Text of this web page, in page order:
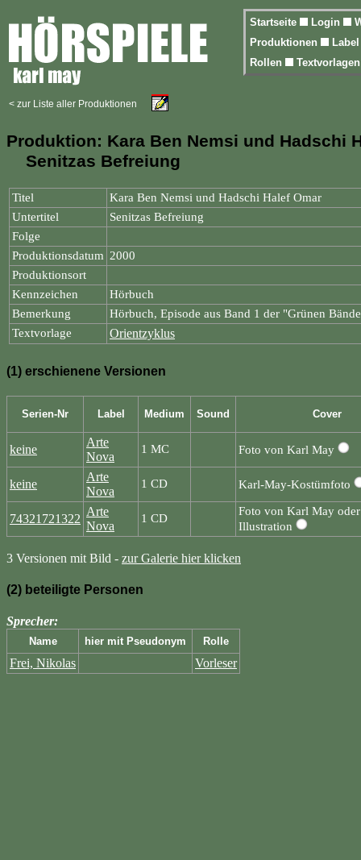
Startseite Login
Produktionen
Rollen
< zur Liste aller Produktionen
Produktion: Kara Ben Nemsi und Hadschi
Senitzas Befreiung
Titel
Kara Ben Nemsi und Hadschi Halef Omar
Untertitel
Senitzas Befreiung
Folge
Produktionsdatum 2000
Produktionsort
Kennzeichen
Hörbuch
Bemerkung
Hörbuch, Episode aus Band 1 der "Grünen
Textvorlage
Orientzyklus
(1) erschienene Versionen
Serien-Nr Label Medium Sound Cover
keine
Arte
Nova
1 MC Foto von Karl May
keine
Arte
Nova
1 CD Karl-May-Kostümfoto
74321721322
Arte
Nova
1 CD
Foto von Karl May oder
Illustration
3 Versionen mit Bild - zur Galerie hier klicken
(2) beteiligte Personen
Sprecher:
Name hier mit Pseudonym Rolle
Frei, Nikolas Vorleser